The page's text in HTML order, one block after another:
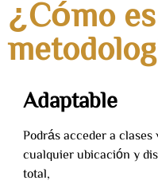
¿Cómo
Adaptable
Podrás acceder a
cualquier ubicación y
total,